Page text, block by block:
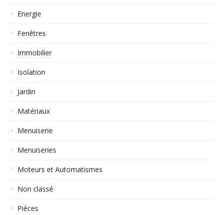
Energie
Fenêtres
Immobilier
Isolation
Jardin
Matériaux
Menuiserie
Menuiseries
Moteurs et Automatismes
Non classé
Pièces